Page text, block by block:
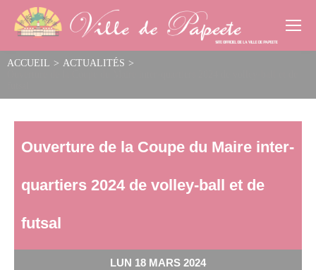
ACCUEIL > ACTUALITÉS >
Ouverture de la Coupe du Maire inter-
quartiers 2024 de volley-ball et de
futsal
LUN 18 MARS 2024
Cookies management panel